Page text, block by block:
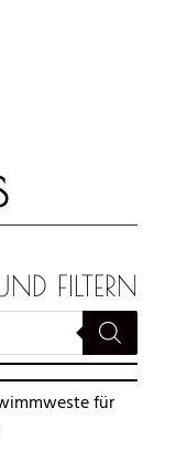
FILTERN
für